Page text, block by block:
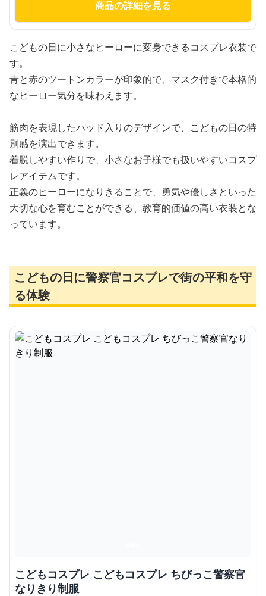
商品の詳細を見る
こどもの日に小さなヒーローに変身できるコスプレ衣装で
す。
青と赤のツートンカラーが印象的で、マスク付きで本格的
なヒーロー気分を味わえます。
筋肉を表現したパッド入りのデザインで、こどもの日の特
別感を演出できます。
着脱しやすい作りで、小さなお子様でも扱いやすいコスプ
レアイテムです。
正義のヒーローになりきることで、勇気や優しさといった
大切な心を育むことができる、教育的価値の高い衣装とな
っています。
こどもの日に警察官コスプレで街の平和を守
る体験
こどもコスプレ こどもコスプレ ちびっこ警察官
なりきり制服